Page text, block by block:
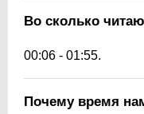
Во сколько
00:06 - 01:55.
Почему время